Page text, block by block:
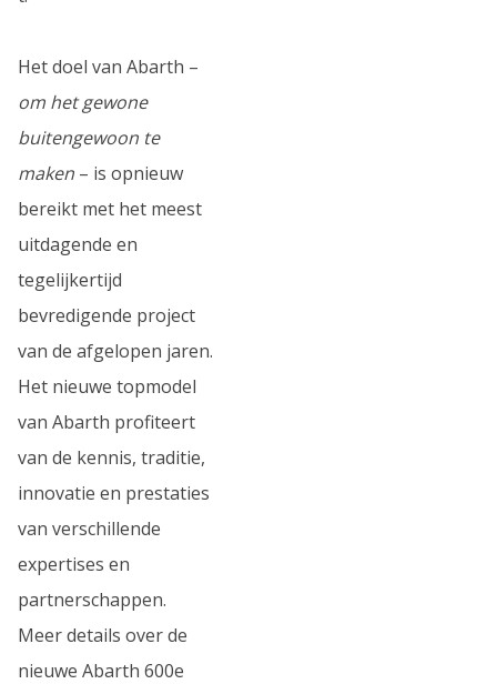
Het doel van Abarth –
om het gewone
buitengewoon te
maken – is opnieuw
bereikt met het meest
uitdagende en
tegelijkertijd
bevredigende project
van de afgelopen jaren.
Het nieuwe topmodel
van Abarth profiteert
van de kennis, traditie,
innovatie en prestaties
van verschillende
expertises en
partnerschappen.
Meer details over de
nieuwe Abarth 600e